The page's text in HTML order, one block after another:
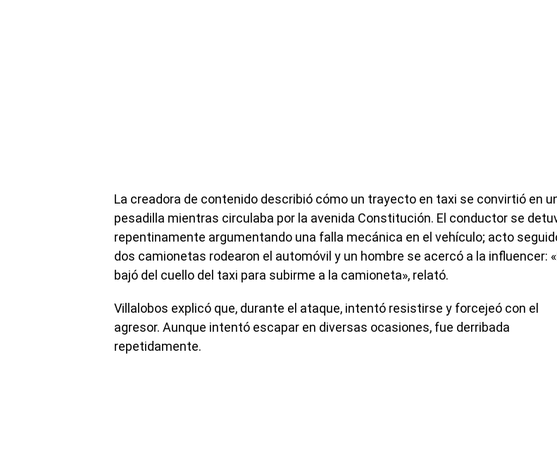
La creadora de contenido describió cómo un trayecto en taxi se convirtió en
pesadilla mientras circulaba por la avenida Constitución. El conductor se
repentinamente argumentando una falla mecánica en el vehículo; acto
dos camionetas rodearon el automóvil y un hombre se acercó a la influencer:
bajó del cuello del taxi para subirme a la camioneta», relató.
Villalobos explicó que, durante el ataque, intentó resistirse y forcejeó con el
agresor. Aunque intentó escapar en diversas ocasiones, fue derribada
repetidamente.